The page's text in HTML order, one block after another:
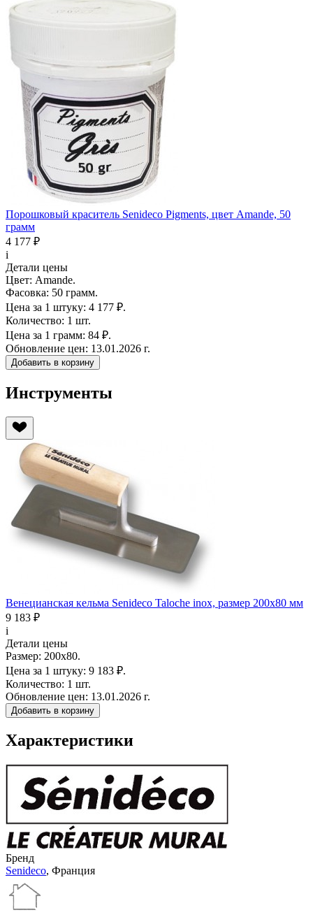
Порошковый краситель Senideco Pigments, цвет Amande, 50
грамм
4 177 ₽
i
Детали цены
Цвет: Amande.
Фасовка: 50 грамм.
Цена за 1 штуку: 4 177 ₽.
Количество: 1 шт.
Цена за 1 грамм: 84 ₽.
Обновление цен: 13.01.2026 г.
Добавить в корзину
Инструменты
Венецианская кельма Senideco Taloche inox, размер 200х80 мм
9 183 ₽
i
Детали цены
Размер: 200х80.
Цена за 1 штуку: 9 183 ₽.
Количество: 1 шт.
Обновление цен: 13.01.2026 г.
Добавить в корзину
Характеристики
Бренд
Senideco, Франция